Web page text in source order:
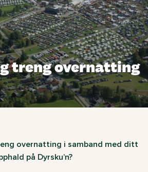
treng overnatting
overnatting i samband med ditt
på Dyrsku’n?